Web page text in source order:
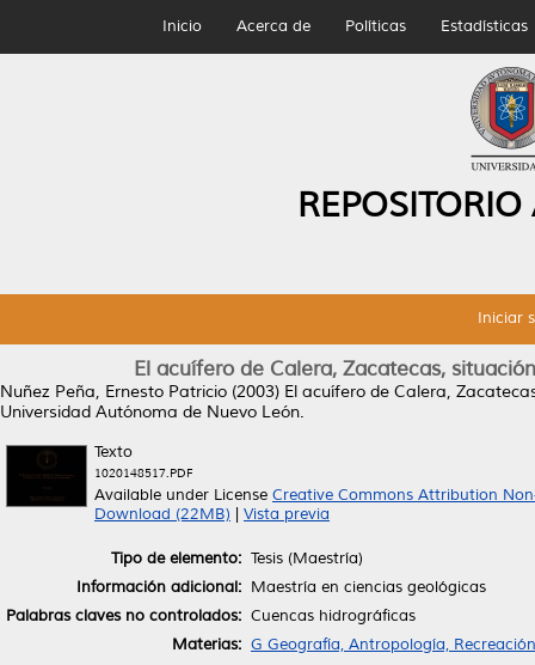
Inicio Acerca de Políticas Estadísticas
Iniciar
El acuífero de Calera, Zacatecas,
Nuñez Peña, Ernesto Patricio (2003) El acuífero de Calera,
Universidad Autónoma de Nuevo León.
Texto
1020148517.PDF
Available under License Creative Commons Attribution
Download (22MB)
Vista previa
Tipo de elemento: Tesis (Maestría)
Información adicional: Maestría en ciencias geológicas
Palabras claves no controlados: Cuencas hidrográficas
Materias: G Geografía, Antropología,